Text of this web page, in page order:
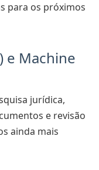
para os próximos
e Machine
jurídica,
e revisão
ainda mais